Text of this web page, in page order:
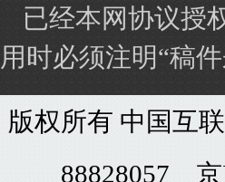
已经本网协议授
用时必须注明“稿
版权所有 中国互
88828057 京